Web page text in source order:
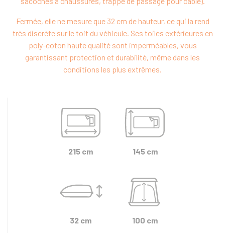
Fermée, elle ne mesure que 32 cm de hauteur, ce qui la rend
très discrète sur le toit du véhicule. Ses toiles extérieures en
poly-coton haute qualité sont imperméables, vous
garantissant protection et durabilité, même dans les
conditions les plus extrêmes.
215 cm
32 cm
145 cm
100 cm